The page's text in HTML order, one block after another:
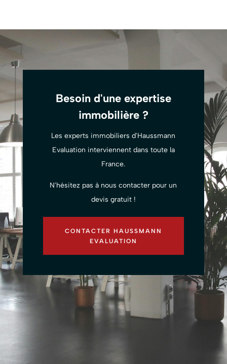
Besoin d'une expertise
immobilière ?
Les experts immobiliers d'Haussmann
Evaluation interviennent dans toute la
France.
N'hésitez pas à nous contacter pour un
devis gratuit !
CONTACTER HAUSSMANN
EVALUATION